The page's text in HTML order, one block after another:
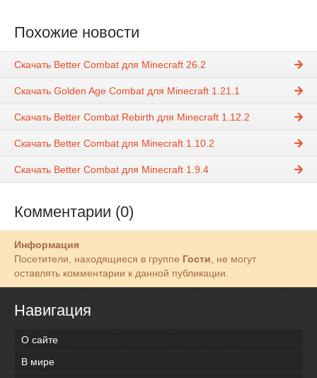
Похожие новости
Скачать Better Combat для Minecraft 26.2
Скачать Golden Age Combat для Minecraft 1.21.1
Скачать Better Combat Rebirth для Minecraft 1.12.2
Скачать Better Combat для Minecraft 1.10.2
Скачать Better Combat для Minecraft 1.9.4
Комментарии (0)
Информация
Посетители, находящиеся в группе Гости , не могут
оставлять комментарии к данной публикации.
Навигация
О сайте
В мире